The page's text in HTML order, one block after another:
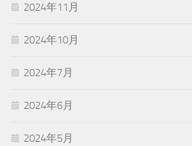
2024年11月
2024年10月
2024年7月
2024年6月
2024年5月